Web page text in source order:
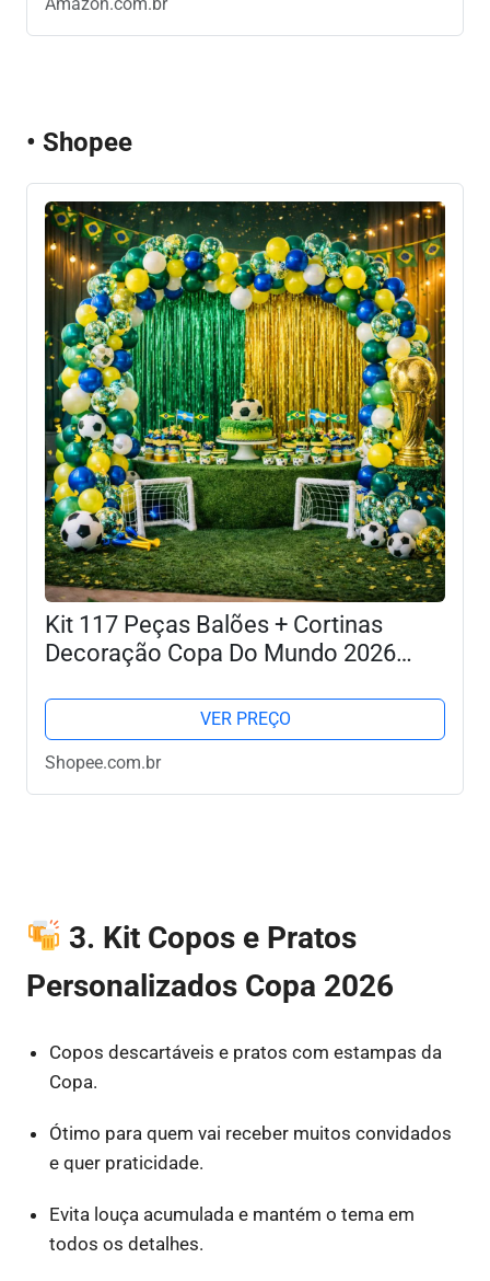
• Shopee
Kit 117 Peças Balões + Cortinas
Decoração Copa Do Mundo 2026
VER PREÇO
Shopee.com.br
3. Kit Copos e Pratos
Personalizados Copa 2026
Copos descartáveis e pratos com estampas da
Copa.
Ótimo para quem vai receber muitos convidados
e quer praticidade.
Evita louça acumulada e mantém o tema em
todos os detalhes.